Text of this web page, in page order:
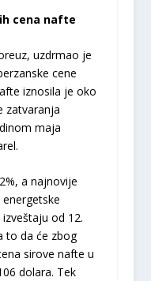
cena nafte
uzdrmao je
cene
iznosila je oko
zatvaranja
maja
a najnovije
od 12.
to da će zbog
sirove nafte u
dolara. Tek